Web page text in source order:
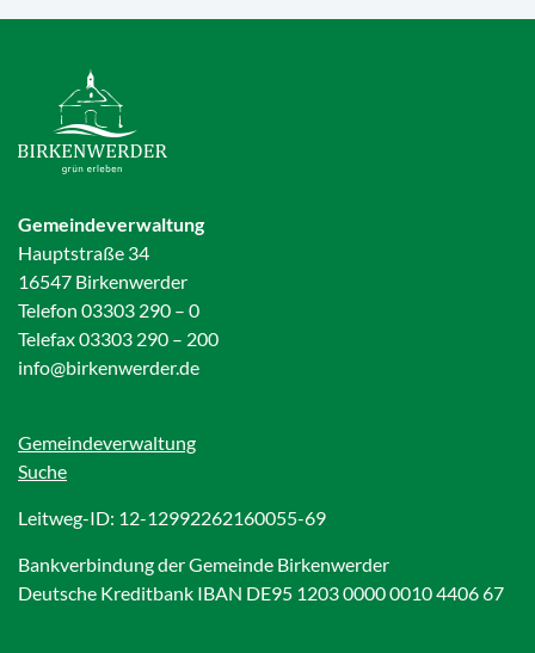
Gemeindeverwaltung
Hauptstraße 34
16547 Birkenwerder
Telefon 03303 290 – 0
Telefax 03303 290 – 200
info@birkenwerder.de
Gemeindeverwaltung
Suche
Leitweg-ID: 12-12992262160055-69
Bankverbindung der Gemeinde Birkenwerder
Deutsche Kreditbank IBAN DE95 1203 0000 0010 4406 67